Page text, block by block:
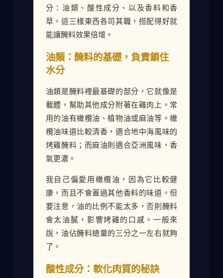
分：油類、酸性成分、以及香料和香
草。這三樣東西各司其職，搭配得好就
能讓醃料效果倍增。
油類：醃料的基礎，負責鎖住
水分
油類是醃料裡最基礎的部分，它就像是
載體，幫助其他成分附著在雞肉上。常
用的油有橄欖油、植物油或麻油等。橄
欖油味道比較清香，適合地中海風味的
烤雞醃料；而麻油則適合亞洲風味，香
氣更濃。
我自己偏愛用橄欖油，因為它比較健
康，而且不會蓋過其他香料的味道。但
要注意，油的比例不能太多，否則醃料
會太油膩，影響烤雞的口感。一般來
說，油佔醃料總量的三分之一左右就夠
了。
酸性成分：軟化肉質的秘訣